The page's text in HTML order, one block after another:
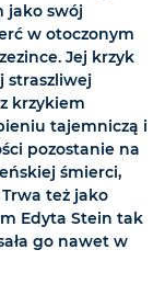
jako swój
w otoczonym
Jej krzyk
straszliwej
krzykiem
tajemniczą i
pozostanie na
śmierci,
też jako
Edyta Stein tak
go nawet w